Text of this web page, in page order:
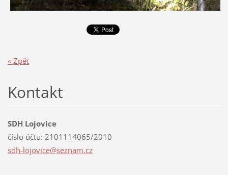
« Zpět
Kontakt
SDH Lojovice
číslo účtu: 2101114065/2010
sdh-lojovice@seznam.cz